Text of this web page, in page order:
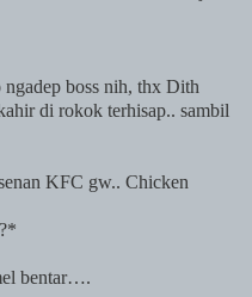
boss nih, thx Dith
di rokok terhisap.. sambil
KFC gw.. Chicken
bentar….